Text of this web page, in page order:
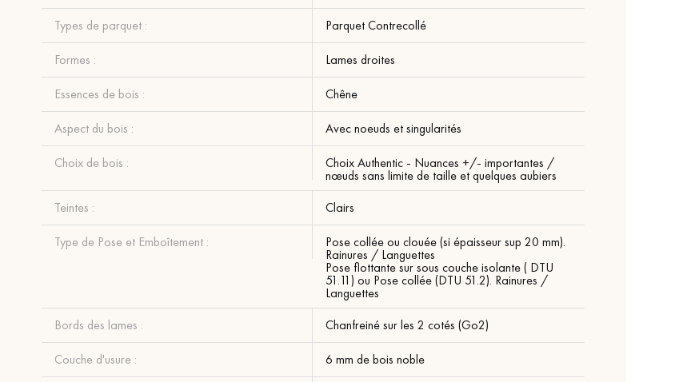
Types de parquet : Parquet Contrecollé
Formes : Lames droites
Essences de bois : Chêne
Aspect du bois : Avec noeuds et singularités
Choix de bois : Choix Authentic - Nuances +/- importantes /
nœuds sans limite de taille et quelques aubiers
Teintes :
Clairs
Type de Pose et Emboîtement : Pose collée ou clouée (si épaisseur sup 20 mm).
Rainures / Languettes
Pose flottante sur sous couche isolante ( DTU
51.11) ou Pose collée (DTU 51.2). Rainures /
Languettes
Bords des lames :
Chanfreiné sur les 2 cotés (Go2)
Couche d'usure : 6 mm de bois noble